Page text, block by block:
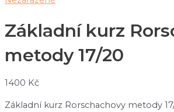
Základní kurz
metody 17/20
1400 Kč
Základní kurz Rorschachovy metody